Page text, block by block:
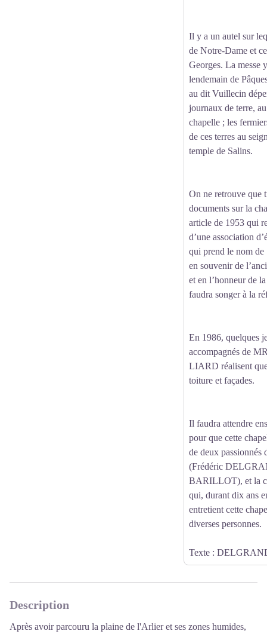
Il y a un autel sur
de Notre-Dame et
Georges. La messe
lendemain de
au dit Vuillecin
journaux de terre,
chapelle ; les
de ces terres au
temple de Salins.
On ne retrouve que
documents sur la
article de 1953 qui
d’une association
qui prend le nom
en souvenir de
et en l’honneur de
faudra songer à la
En 1986, quelques
accompagnés de
LIARD réalisent
toiture et façades.
Il faudra attendre
pour que cette
de deux passionnés
(Frédéric
BARILLOT), et la
qui, durant dix ans
entretient cette
diverses personnes.
Texte :
Description
Après avoir parcouru la plaine de l'Arlier et ses zones humides,